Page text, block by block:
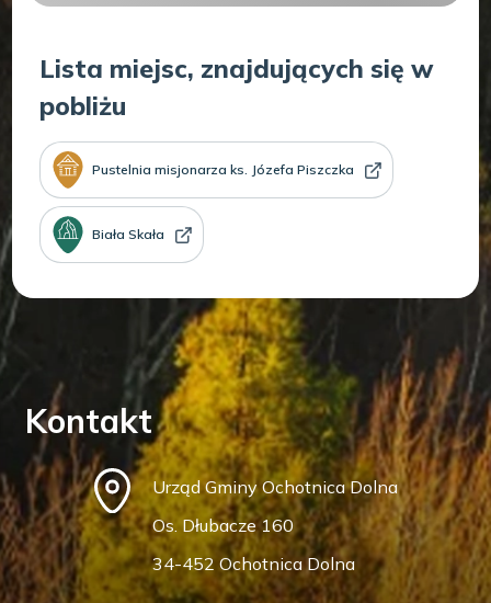
Lista miejsc, znajdujących się w
pobliżu
Pustelnia misjonarza ks. Józefa Piszczka
Biała Skała
Kontakt
Urząd Gminy Ochotnica Dolna
Os. Dłubacze 160
34-452 Ochotnica Dolna